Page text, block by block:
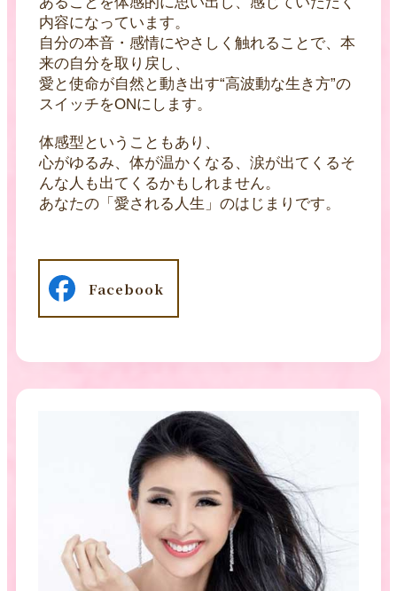
内容になっています。
自分の本音・感情にやさしく触れることで、本
来の自分を取り戻し、
愛と使命が自然と動き出す“高波動な生き方”の
スイッチをONにします。
体感型ということもあり、
心がゆるみ、体が温かくなる、涙が出てくるそ
んな人も出てくるかもしれません。
あなたの「愛される人生」のはじまりです。
Facebook